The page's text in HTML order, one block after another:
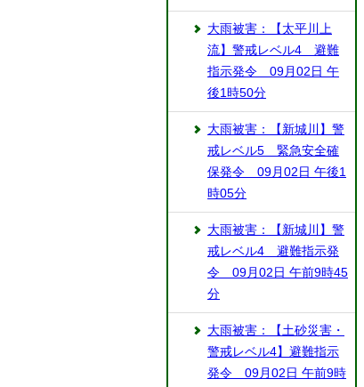
大雨被害：【太平川上
流】警戒レベル4 避難
指示発令 09月02日 午
後1時50分
大雨被害：【新城川】警
戒レベル5 緊急安全確
保発令 09月02日 午後1
時05分
大雨被害：【新城川】警
戒レベル4 避難指示発
令 09月02日 午前9時45
分
大雨被害：【土砂災害・
警戒レベル4】避難指示
発令 09月02日 午前9時